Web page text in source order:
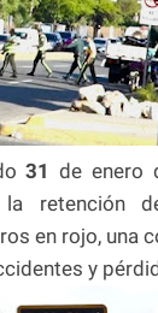
31 de enero
la retención
en rojo, una
y